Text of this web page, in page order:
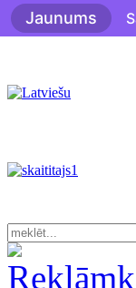
Jaunums